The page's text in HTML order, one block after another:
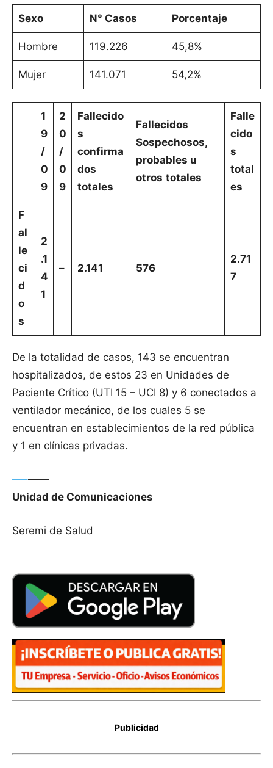
Sexo N° Casos Porcentaje
Hombre 119.226 45,8%
Mujer 141.071 54,2%
1
9
/
0
9
2
0
/
0
9
Fallecido
s
confirma
dos
totales
Fallecidos
Sospechosos,
probables u
otros totales
Falle
cido
s
total
es
F
al
le
ci
d
o
s
2
.1
4
1
– 2.141 576
2.71
7
De la totalidad de casos, 143 se encuentran
hospitalizados, de estos 23 en Unidades de
Paciente Crítico (UTI 15 – UCI 8) y 6 conectados a
ventilador mecánico, de los cuales 5 se
encuentran en establecimientos de la red pública
y 1 en clínicas privadas.
—–——
Unidad de Comunicaciones
Seremi de Salud
Publicidad